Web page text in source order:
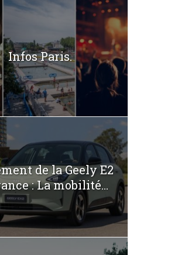
Infos Paris.
de la Geely E2
: La mobilité...